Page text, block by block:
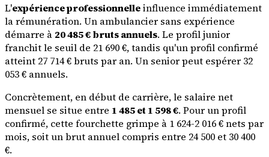
L'expérience professionnelleinfluence immédiatement
la rémunération. Un ambulancier sans expérience
démarre à 20 485 € bruts annuels. Le profil junior
franchit le seuil de 21 690 €, tandis qu'un profil confirmé
atteint 27 714 € bruts par an. Un senior peut espérer 32
053 € annuels.
Concrètement, en début de carrière, le salaire net
mensuel se situe entre 1 485 et 1 598 €. Pour un profil
confirmé, cette fourchette grimpe à 1 624-2 016 € nets par
mois, soit un brut annuel compris entre 24 500 et 30 400
€.